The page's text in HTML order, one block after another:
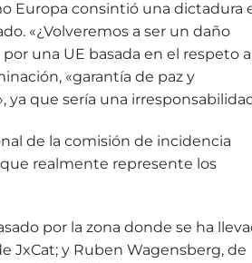
Europa consintió una dictadura
«¿Volveremos a ser un daño
una UE basada en el respeto
«garantía de paz y
ya que sería una
de la comisión de incidencia
realmente represente los
por la zona donde se ha
JxCat; y Ruben Wagensberg, de